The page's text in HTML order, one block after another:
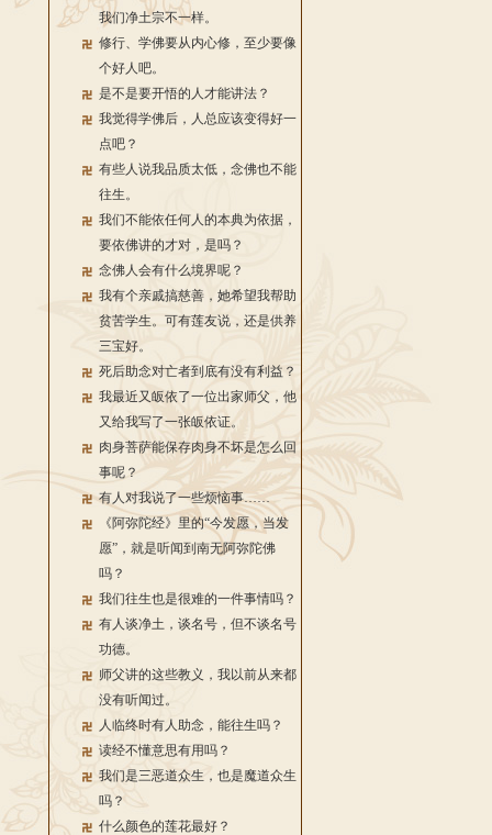
我们净土宗不一样。
修行、学佛要从内心修，至少要像
个好人吧。
是不是要开悟的人才能讲法？
我觉得学佛后，人总应该变得好一
点吧？
有些人说我品质太低，念佛也不能
往生。
我们不能依任何人的本典为依据，
要依佛讲的才对，是吗？
念佛人会有什么境界呢？
我有个亲戚搞慈善，她希望我帮助
贫苦学生。可有莲友说，还是供养
三宝好。
死后助念对亡者到底有没有利益？
我最近又皈依了一位出家师父，他
又给我写了一张皈依证。
肉身菩萨能保存肉身不坏是怎么回
事呢？
有人对我说了一些烦恼事……
《阿弥陀经》里的“今发愿，当发
愿”，就是听闻到南无阿弥陀佛
吗？
我们往生也是很难的一件事情吗？
有人谈净土，谈名号，但不谈名号
功德。
师父讲的这些教义，我以前从来都
没有听闻过。
人临终时有人助念，能往生吗？
读经不懂意思有用吗？
我们是三恶道众生，也是魔道众生
吗？
什么颜色的莲花最好？